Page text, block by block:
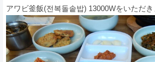
アワビ釜飯(전복돌솥밥) 13000Wをいただき